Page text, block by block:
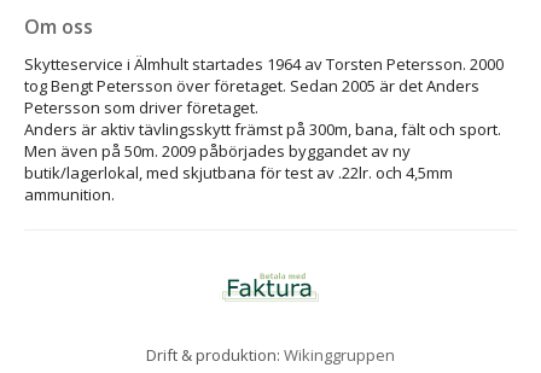
Om oss
Skytteservice i Älmhult startades 1964 av Torsten Petersson. 2000
tog Bengt Petersson över företaget. Sedan 2005 är det Anders
Petersson som driver företaget.
Anders är aktiv tävlingsskytt främst på 300m, bana, fält och sport.
Men även på 50m. 2009 påbörjades byggandet av ny
butik/lagerlokal, med skjutbana för test av .22lr. och 4,5mm
ammunition.
Drift & produktion: Wikinggruppen